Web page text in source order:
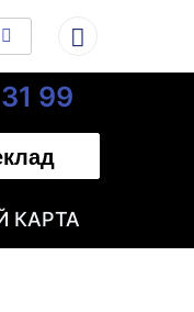
99
КАРТА